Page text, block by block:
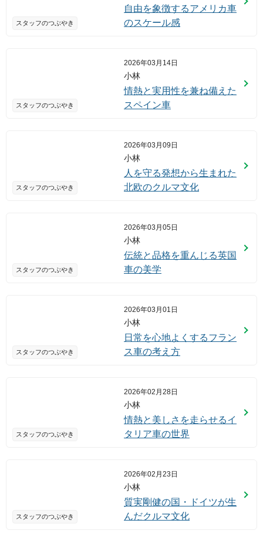
スタッフのつぶやき
自由を象徴するアメリカ車
のスケール感
スタッフのつぶやき
2026年03月14日
小林
情熱と実用性を兼ね備えた
スペイン車
スタッフのつぶやき
2026年03月09日
小林
人を守る発想から生まれた
北欧のクルマ文化
スタッフのつぶやき
2026年03月05日
小林
伝統と品格を重んじる英国
車の美学
スタッフのつぶやき
2026年03月01日
小林
日常を心地よくするフラン
ス車の考え方
スタッフのつぶやき
2026年02月28日
小林
情熱と美しさを走らせるイ
タリア車の世界
スタッフのつぶやき
2026年02月23日
小林
質実剛健の国・ドイツが生
んだクルマ文化